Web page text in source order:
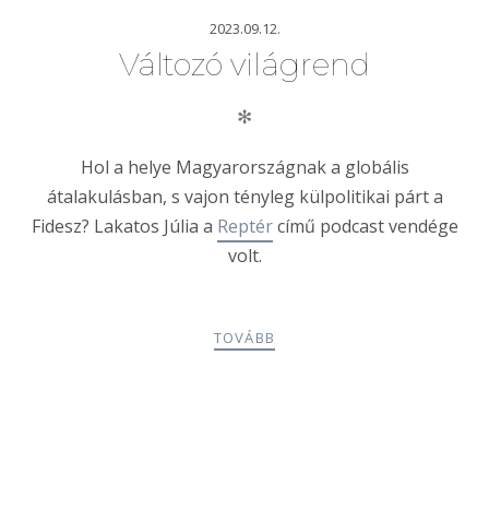
2023.09.12.
Változó világrend
✻
Hol a helye Magyarországnak a globális
átalakulásban, s vajon tényleg külpolitikai párt a
Fidesz? Lakatos Júlia a Reptércímű podcast vendége
volt.
TOVÁBB